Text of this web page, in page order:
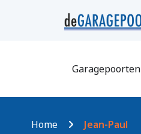
Garagepoorten
Home Jean-Paul